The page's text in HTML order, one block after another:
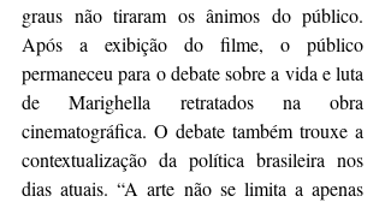
graus não tiraram os ânimos do público.
Após a exibição do filme, o público
permaneceu para o debate sobre a vida e luta
de Marighella retratados na obra
cinematográfica. O debate também trouxe a
contextualização da política brasileira nos
dias atuais. “A arte não se limita a apenas